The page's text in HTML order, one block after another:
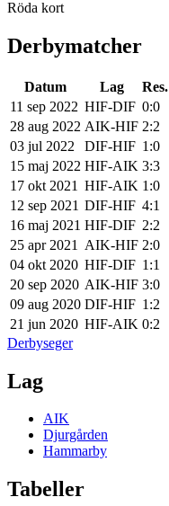
Röda kort
Derbymatcher
Datum Lag Res.
11 sep 2022 HIF-DIF 0:0
28 aug 2022 AIK-HIF 2:2
03 jul 2022
DIF-HIF 1:0
15 maj 2022 HIF-AIK 3:3
17 okt 2021 HIF-AIK 1:0
12 sep 2021 DIF-HIF 4:1
16 maj 2021 HIF-DIF 2:2
25 apr 2021
AIK-HIF 2:0
04 okt 2020 HIF-DIF 1:1
20 sep 2020 AIK-HIF 3:0
09 aug 2020 DIF-HIF 1:2
21 jun 2020 HIF-AIK 0:2
Derbyseger
Lag
AIK
Djurgården
Hammarby
Tabeller